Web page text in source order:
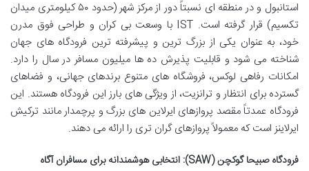
استانبول و در منطقه ای نسبتاً دور از مرکز شهر (حدود ۵۰ کیلومتری میدان
تکسیم) قرار گرفته است. IST با وسعت بی کران و طراحی فوق مدرن
خود، به عنوان یکی از بزرگ ترین و پیشرفته ترین فرودگاه های جهان
شناخته می شود و قابلیت پذیرش ده ها میلیون مسافر در سال را دارد.
امکانات رفاهی لوکس، فروشگاه های متنوع برندهای جهانی، و فضاهای
گسترده برای انتظار و ترانزیت، از ویژگی های بارز این فرودگاه هستند. این
فرودگاه عمدتاً مقصد پروازهای ایرلاین های بزرگ و پرچمدار مانند ترکیش
ایرلاینز است که معمولاً پروازهای گران تری را ارائه می دهند.
فرودگاه صبیحا گوکچن (SAW): انتخابی هوشمندانه برای مسافران آگاه